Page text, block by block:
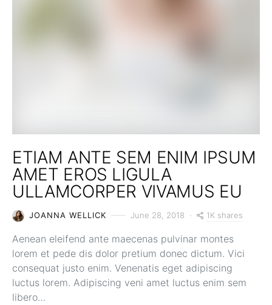
ETIAM ANTE SEM ENIM IPSUM
AMET EROS LIGULA
ULLAMCORPER VIVAMUS EU
JOANNA WELLICK June 28, 2018 1K shares
Aenean eleifend ante maecenas pulvinar montes
lorem et pede dis dolor pretium donec dictum. Vici
consequat justo enim. Venenatis eget adipiscing
luctus lorem. Adipiscing veni amet luctus enim sem
libero…